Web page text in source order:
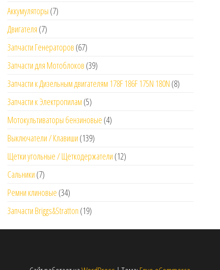
Аккумуляторы (7)
Двигателя (7)
Запчасти Генераторов (67)
Запчасти для Мотоблоков (39)
Запчасти к Дизельным двигателям 178F 186F 175N 180N (8)
Запчасти к Электропилам (5)
Мотокультиваторы бензиновые (4)
Выключатели / Клавиши (139)
Щетки угольные / Щеткодержатели (12)
Сальники (7)
Ремни клиновые (34)
Запчасти Briggs&Stratton (19)